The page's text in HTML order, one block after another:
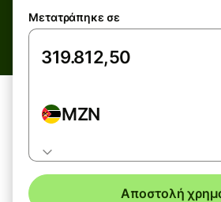
Μετατράπηκε σε
MZN
Αποστολή